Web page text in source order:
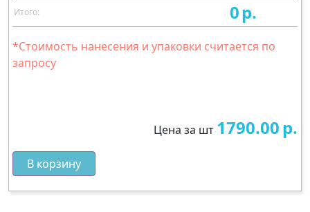
Итого: 0р.
*Стоимость нанесения и упаковки считается по
запросу
Цена за шт 1790.00р.
В корзину